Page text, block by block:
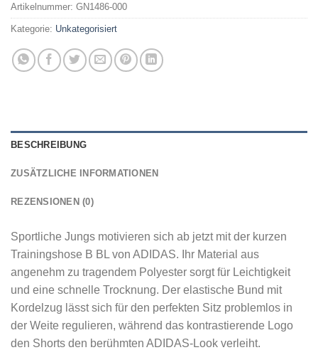
Artikelnummer: GN1486-000
Kategorie: Unkategorisiert
BESCHREIBUNG
ZUSÄTZLICHE INFORMATIONEN
REZENSIONEN (0)
Sportliche Jungs motivieren sich ab jetzt mit der kurzen
Trainingshose B BL von ADIDAS. Ihr Material aus
angenehm zu tragendem Polyester sorgt für Leichtigkeit
und eine schnelle Trocknung. Der elastische Bund mit
Kordelzug lässt sich für den perfekten Sitz problemlos in
der Weite regulieren, während das kontrastierende Logo
den Shorts den berühmten ADIDAS-Look verleiht.